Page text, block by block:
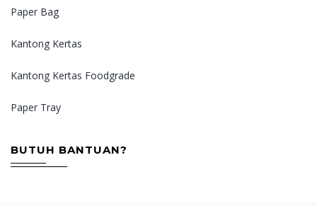
Paper Bag
Kantong Kertas
Kantong Kertas Foodgrade
Paper Tray
BUTUH BANTUAN?